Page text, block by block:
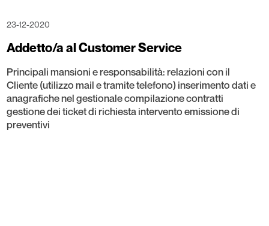
23-12-2020
Addetto/a al Customer Service
Principali mansioni e responsabilità: relazioni con il
Cliente (utilizzo mail e tramite telefono) inserimento dati e
anagrafiche nel gestionale compilazione contratti
gestione dei ticket di richiesta intervento emissione di
preventivi